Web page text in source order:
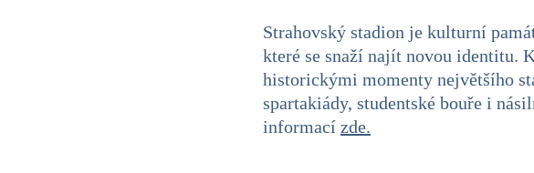
Strahovský stadion je kulturní
které se snaží najít novou identitu.
historickými momenty největšího
spartakiády, studentské bouře i
informací zde.